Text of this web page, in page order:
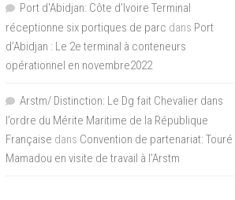
Port d'Abidjan: Côte d’Ivoire Terminal
réceptionne six portiques de parc dans Port
d’Abidjan : Le 2e terminal à conteneurs
opérationnel en novembre2022
Arstm/ Distinction: Le Dg fait Chevalier dans
l’ordre du Mérite Maritime de la République
Française dans Convention de partenariat: Touré
Mamadou en visite de travail à l’Arstm